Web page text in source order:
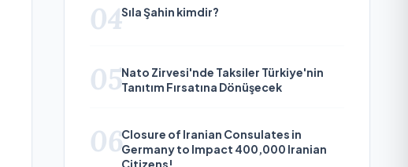
04Sıla Şahin kimdir?
05Nato Zirvesi'nde Taksiler Türkiye'nin
Tanıtım Fırsatına Dönüşecek
06Closure of Iranian Consulates in
Germany to Impact 400,000 Iranian
Citizens!